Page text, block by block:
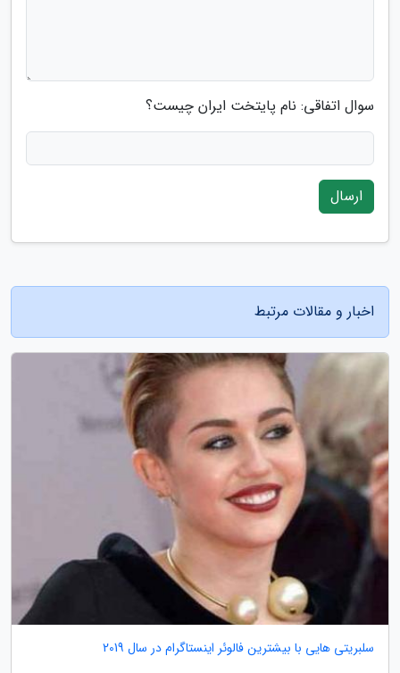
سوال اتفاقی: نام پایتخت ایران چیست؟
ارسال
اخبار و مقالات مرتبط
سلبریتی هایی با بیشترین فالوئر اینستاگرام در سال 2019